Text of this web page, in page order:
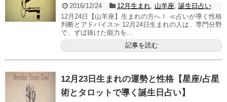
2016/12/24 12月生まれ, 山羊座, 誕生日占い
12月24日【山羊座】生まれの方へ！ ≪占いが導く性格
判断とアドバイス≫ 12月24日生まれの人は、専門分野
で、ずば抜けた能力を...
記事を読む
12月23日生まれの運勢と性格【星座/占星
術とタロットで導く誕生日占い】